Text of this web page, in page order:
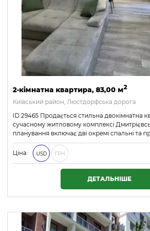
2-кімнатна квартира, 83,00 м2
Київський район, Люстдорфська дорога
ID 29465 Продається стильна двокімнатна
сучасному житловому комплексі
планування включає дві окремі спальні та
Ціна: USD ГРН
ДЕТАЛЬНІШЕ